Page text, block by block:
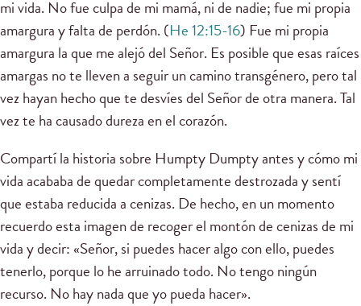
mi vida. No fue culpa de mi mamá, ni de nadie; fue mi propia
amargura y falta de perdón. (He 12:15-16) Fue mi propia
amargura la que me alejó del Señor. Es posible que esas raíces
amargas no te lleven a seguir un camino transgénero, pero tal
vez hayan hecho que te desvíes del Señor de otra manera. Tal
vez te ha causado dureza en el corazón.
Compartí la historia sobre Humpty Dumpty antes y cómo mi
vida acababa de quedar completamente destrozada y sentí
que estaba reducida a cenizas. De hecho, en un momento
recuerdo esta imagen de recoger el montón de cenizas de mi
vida y decir: «Señor, si puedes hacer algo con ello, puedes
tenerlo, porque lo he arruinado todo. No tengo ningún
recurso. No hay nada que yo pueda hacer».